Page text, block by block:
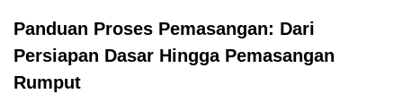
Panduan Proses Pemasangan: Dari
Persiapan Dasar Hingga Pemasangan
Rumput